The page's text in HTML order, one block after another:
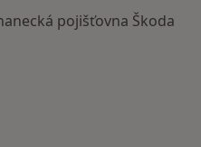
pojišťovna Škoda